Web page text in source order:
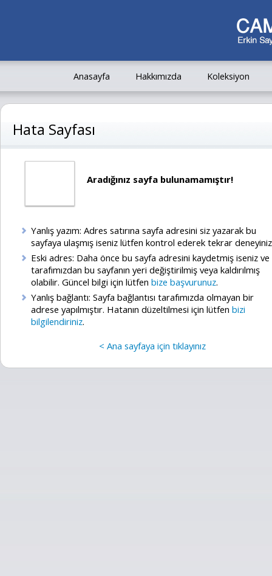
Anasayfa Hakkımızda Koleksiyon
Hata Sayfası
Aradığınız sayfa bulunamamıştır!
Yanlış yazım: Adres satırına sayfa adresini siz yazarak bu
sayfaya ulaşmış iseniz lütfen kontrol ederek tekrar
Eski adres: Daha önce bu sayfa adresini kaydetmiş iseniz ve
tarafımızdan bu sayfanın yeri değiştirilmiş veya kaldırılmış
olabilir. Güncel bilgi için lütfen bize başvurunuz.
Yanlış bağlantı: Sayfa bağlantısı tarafımızda olmayan bir
adrese yapılmıştır. Hatanın düzeltilmesi için lütfen bizi
bilgilendiriniz.
< Ana sayfaya için tıklayınız